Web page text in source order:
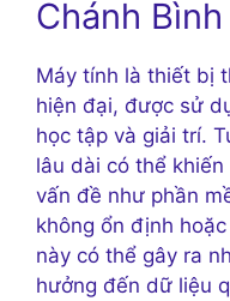
Chánh
Máy tính là thiết bị
hiện đại, được sử
học tập và giải trí.
lâu dài có thể
vấn đề như phần
không ổn định
này có thể gây ra
hưởng đến dữ liệu